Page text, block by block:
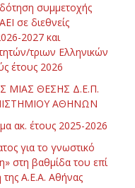
συμμετοχής
σε διεθνείς
2027 και
τριων Ελληνικών
έτους 2026
ΜΙΑΣ ΘΕΣΗΣ Δ.Ε.Π.
ΑΘΗΝΩΝ
ακ. έτους 2025-2026
για το γνωστικό
στη βαθμίδα του επί
Α.Ε.Α. Αθήνας